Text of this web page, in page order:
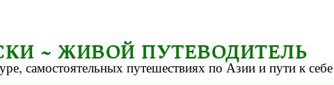
~ ЖИВОЙ ПУТЕВОДИТЕЛЬ
самостоятельных путешествиях по Азии и пути к себе